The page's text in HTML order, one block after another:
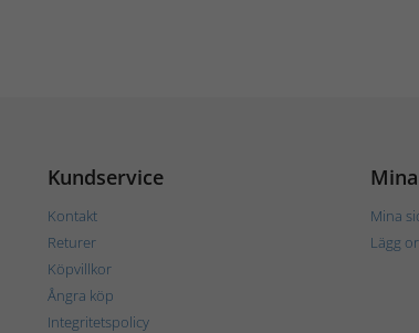
Kundservice
Kontakt
Returer
Köpvillkor
Ångra köp
Integritetspolicy
Mina
Lägg